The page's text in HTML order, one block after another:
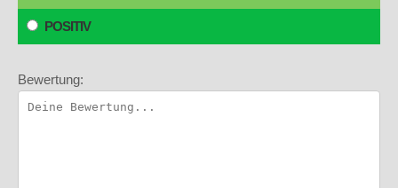
POSITIV
Bewertung: